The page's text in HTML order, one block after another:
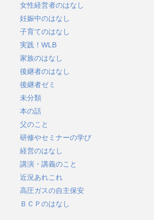
女性経営者のはなし
妊娠中のはなし
子育てのはなし
実践！WLB
家族のはなし
後継者のはなし
後継者ゼミ
未分類
本の話
父のこと
研修やセミナーの学び
経営のはなし
講演・講義のこと
近況あれこれ
高圧ガスの自主保安
ＢＣＰのはなし